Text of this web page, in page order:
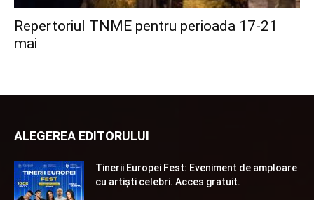
Repertoriul TNME pentru perioada 17-21
mai
ALEGEREA EDITORULUI
Tinerii Europei Fest: Eveniment de amploare
cu artiști celebri. Acces gratuit.